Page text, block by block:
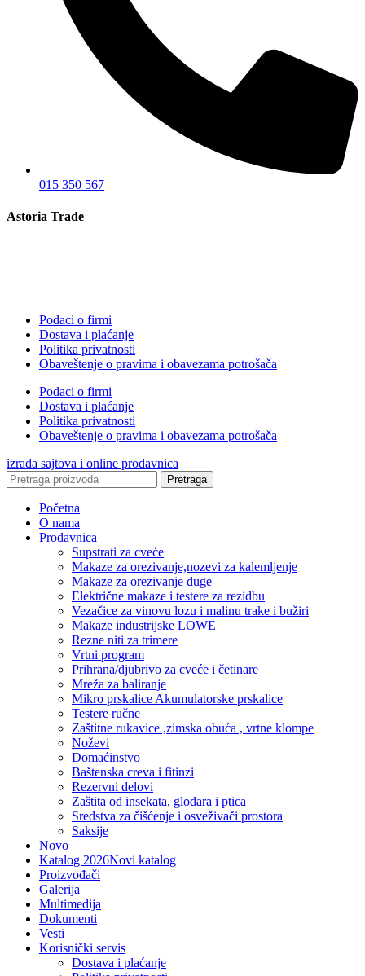
015 350 567
Astoria Trade
Podaci o firmi
Dostava i plaćanje
Politika privatnosti
Obaveštenje o pravima i obavezama potrošača
Podaci o firmi
Dostava i plaćanje
Politika privatnosti
Obaveštenje o pravima i obavezama potrošača
izrada sajtova i online prodavnica
Pretraga
Početna
O nama
Prodavnica
Supstrati za cveće
Makaze za orezivanje,nozevi za kalemljenje
Makaze za orezivanje duge
Električne makaze i testere za rezidbu
Vezačice za vinovu lozu i malinu trake i bužiri
Makaze industrijske LOWE
Rezne niti za trimere
Vrtni program
Prihrana/djubrivo za cveće i četinare
Mreža za baliranje
Mikro prskalice Akumulatorske prskalice
Testere ručne
Zaštitne rukavice ,zimska obuća , vrtne klompe
Noževi
Domaćinstvo
Baštenska creva i fitinzi
Rezervni delovi
Zaštita od insekata, glodara i ptica
Sredstva za čišćenje i osveživači prostora
Saksije
Novo
Katalog 2026Novi katalog
Proizvođači
Galerija
Multimedija
Dokumenti
Vesti
Korisnički servis
Dostava i plaćanje